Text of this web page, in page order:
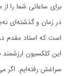
برای ساعاتی شما را
در زمان و گذشته‌ای
است که استاد مقدم
این کلکسیون ارزشمند
سراغش رفته‌ایم. اگر